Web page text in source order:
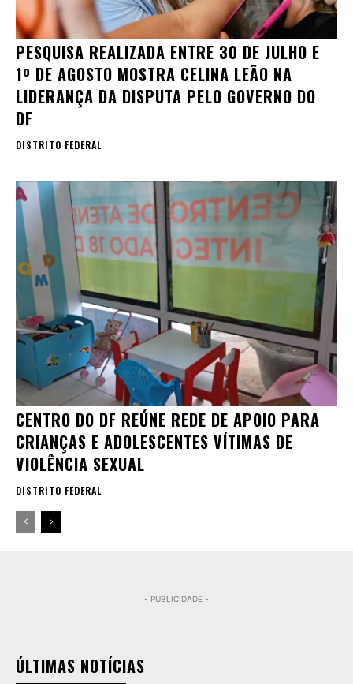
PESQUISA REALIZADA ENTRE 30 DE JULHO E
1º DE AGOSTO MOSTRA CELINA LEÃO NA
LIDERANÇA DA DISPUTA PELO GOVERNO DO
DF
DISTRITO FEDERAL
CENTRO DO DF REÚNE REDE DE APOIO PARA
CRIANÇAS E ADOLESCENTES VÍTIMAS DE
VIOLÊNCIA SEXUAL
DISTRITO FEDERAL
- PUBLICIDADE -
ÚLTIMAS NOTÍCIAS